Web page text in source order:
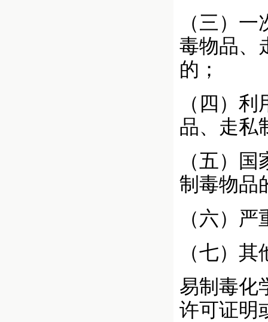
（三）
毒物品、
的；
（四）
品、走私
（五）
制毒物品
（六）
（七）
易制毒化
许可证明